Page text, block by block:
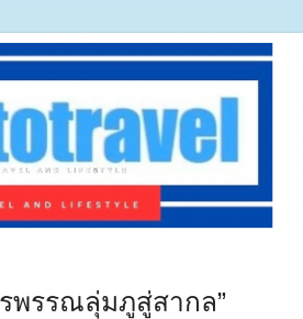
พรรณลุ่มภูสู่สากล”